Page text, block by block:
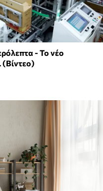
- Το νέο
(Βίντεο)